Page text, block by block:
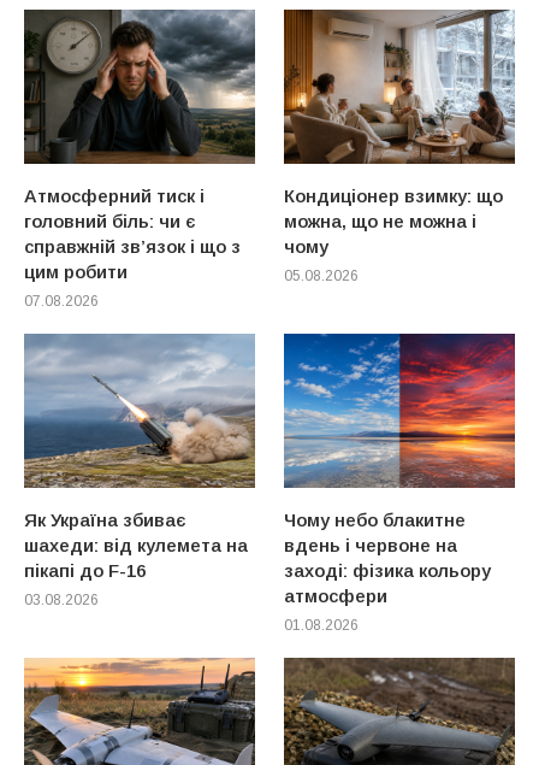
Атмосферний тиск і
головний біль: чи є
справжній зв’язок і що з
цим робити
07.08.2026
Кондиціонер взимку: що
можна, що не можна і
чому
05.08.2026
Як Україна збиває
шахеди: від кулемета на
пікапі до F-16
03.08.2026
Чому небо блакитне
вдень і червоне на
заході: фізика кольору
атмосфери
01.08.2026